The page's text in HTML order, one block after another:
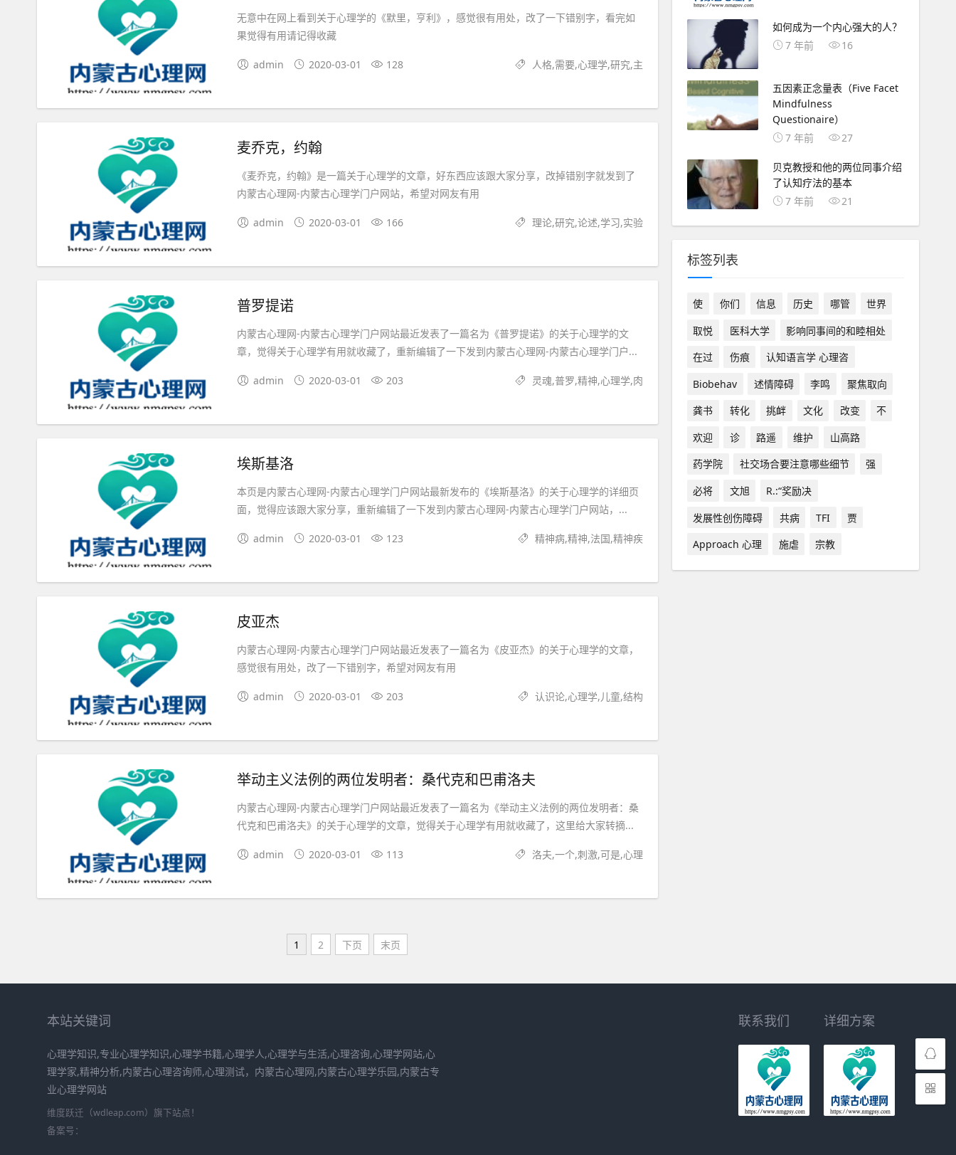
无意中在网上看到关于心理学的《默里，亨利》，感觉很有用处，改了一下错别字，看完如
果觉得有用请记得收藏
admin 2020-03-01 128 人格,需要,心理学,研究,主
麦乔克，约翰
《麦乔克，约翰》是一篇关于心理学的文章，好东西应该跟大家分享，改掉错别字就发到了
内蒙古心理网-内蒙古心理学门户网站，希望对网友有用
admin 2020-03-01 166 理论,研究,论述,学习,实验
普罗提诺
内蒙古心理网-内蒙古心理学门户网站最近发表了一篇名为《普罗提诺》的关于心理学的文
章，觉得关于心理学有用就收藏了，重新编辑了一下发到内蒙古心理网-内蒙古心理学门户...
admin 2020-03-01 203 灵魂,普罗,精神,心理学,肉
埃斯基洛
本页是内蒙古心理网-内蒙古心理学门户网站最新发布的《埃斯基洛》的关于心理学的详细页
面，觉得应该跟大家分享，重新编辑了一下发到内蒙古心理网-内蒙古心理学门户网站，...
admin 2020-03-01 123 精神病,精神,法国,精神疾
皮亚杰
内蒙古心理网-内蒙古心理学门户网站最近发表了一篇名为《皮亚杰》的关于心理学的文章，
感觉很有用处，改了一下错别字，希望对网友有用
admin 2020-03-01 203 认识论,心理学,儿童,结构
举动主义法例的两位发明者：桑代克和巴甫洛夫
内蒙古心理网-内蒙古心理学门户网站最近发表了一篇名为《举动主义法例的两位发明者：桑
代克和巴甫洛夫》的关于心理学的文章，觉得关于心理学有用就收藏了，这里给大家转摘...
admin 2020-03-01 113 洛夫,一个,刺激,可是,心理
1 2 下页 末页
如何成为一个内心强大的人？
7 年前
16
五因素正念量表（Five Facet
Mindfulness
Questionaire）
7 年前
27
贝克教授和他的两位同事介绍
了认知疗法的基本
7 年前
21
标签列表
使 你们 信息 历史 哪管
世界
取悦
医科大学
影响同事间的和睦相处
在过
伤痕
认知语言学 心理咨
Biobehav
述情障碍 李鸣
聚焦取向
龚书
转化 挑衅 文化 改变
不
欢迎
诊 路遥 维护
山高路
药学院
社交场合要注意哪些细节
强
必将
文旭
R.:“奖励决
发展性创伤障碍
共病 TFI
贾
Approach 心理
施虐 宗教
本站关键词
心理学知识,专业心理学知识,心理学书籍,心理学人,心理学与生活,心理咨询,心理学网站,心
理学家,精神分析,内蒙古心理咨询师,心理测试，内蒙古心理网,内蒙古心理学乐园,内蒙古专
业心理学网站
维度跃迁（wdleap.com）旗下站点！
备案号：
详细方案
联系我们